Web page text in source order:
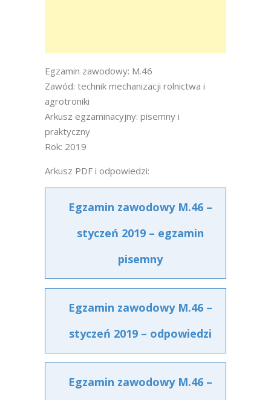
Egzamin zawodowy: M.46
Zawód: technik mechanizacji rolnictwa i
agrotroniki
Arkusz egzaminacyjny: pisemny i
praktyczny
Rok: 2019
Arkusz PDF i odpowiedzi:
Egzamin zawodowy M.46 –
styczeń 2019 – egzamin
pisemny
Egzamin zawodowy M.46 –
styczeń 2019 – odpowiedzi
Egzamin zawodowy M.46 –